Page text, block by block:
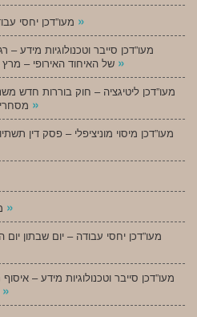
»
מעו”דכן סייבר וטכנולוגיות מידע –
»
מעו”דכן ליטיגציה – חוק בוררות חדש
»
מעו”דכן מיסוי מוניציפלי – פסק דין
»
מעו”דכן יחסי עבודה – יום שבתון
מעו”דכן סייבר וטכנולוגיות מידע –
»